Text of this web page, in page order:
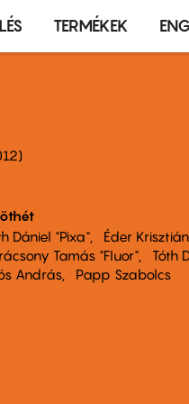
TERMÉKEK
Dániel "Pixa" Éder
Tamás "Fluor" Tóth
András Papp Szabolcs